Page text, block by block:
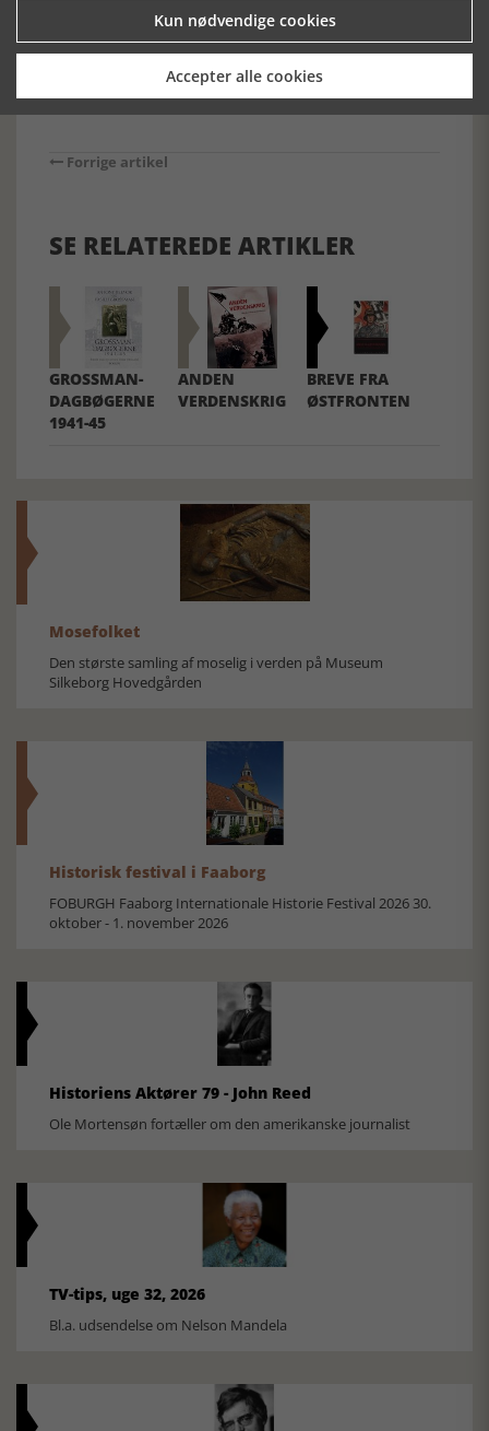
Forrige artikel
SE RELATEREDE ARTIKLER
GROSSMAN-
DAGBØGERNE
1941-45
ANDEN
VERDENSKRIG
BREVE FRA
ØSTFRONTEN
Mosefolket
Den største samling af moselig i verden på Museum
Silkeborg Hovedgården
Historisk festival i Faaborg
FOBURGH Faaborg Internationale Historie Festival 2026 30.
oktober - 1. november 2026
Historiens Aktører 79 - John Reed
Ole Mortensøn fortæller om den amerikanske journalist
TV-tips, uge 32, 2026
Bl.a. udsendelse om Nelson Mandela
Kun nødvendige cookies
Accepter alle cookies